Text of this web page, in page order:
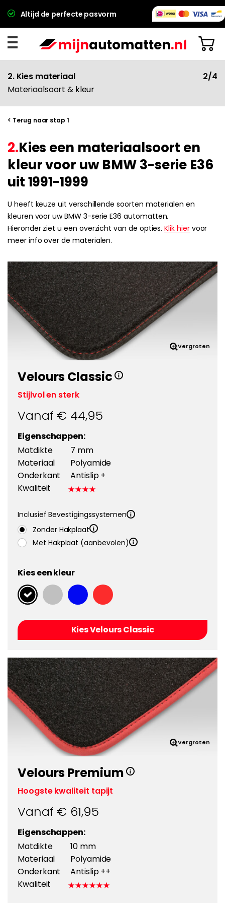
Altijd de perfecte pasvorm
2. Kies materiaal
Materiaalsoort & kleur
2/4
< Terug naar stap 1
2.Kies een materiaalsoort en
kleur voor uw BMW 3-serie E36
uit 1991-1999
U heeft keuze uit verschillende soorten materialen en
kleuren voor uw BMW 3-serie E36 automatten.
Hieronder ziet u een overzicht van de opties.Klik hiervoor
meer info over de materialen.
Vergroten
Velours Classic
Stijlvol en sterk
Vanaf € 44,95
Eigenschappen:
Matdikte
7 mm
Materiaal
Polyamide
Onderkant
Antislip +
Kwaliteit
Inclusief Bevestigingssystemen
Zonder Hakplaat
Met Hakplaat (aanbevolen)
Kies een kleur
Kies Velours Classic
Vergroten
Velours Premium
Hoogste kwaliteit tapijt
Vanaf € 61,95
Eigenschappen:
Matdikte
10 mm
Materiaal
Polyamide
Onderkant
Antislip ++
Kwaliteit